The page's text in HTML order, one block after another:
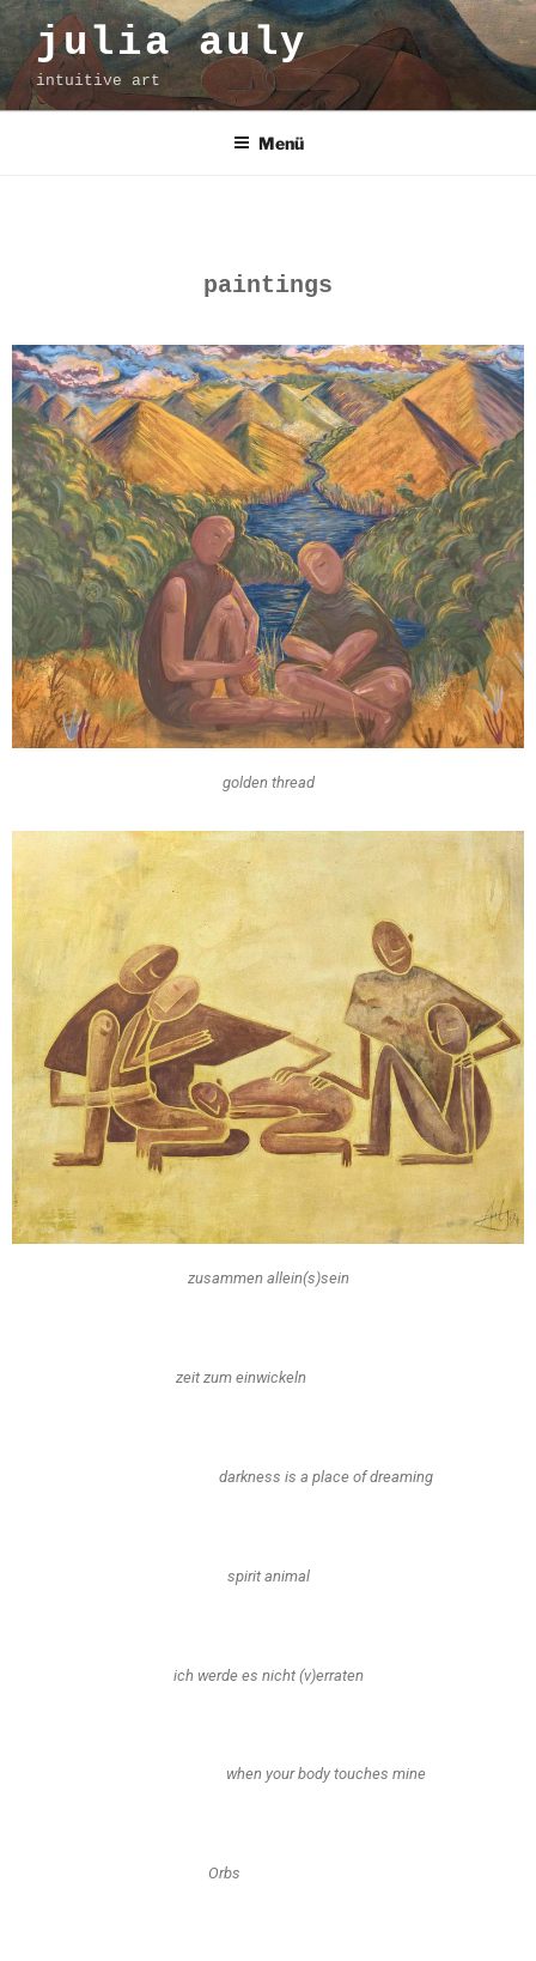
julia auly
intuitive art
Menü
paintings
golden thread
zusammen allein(s)sein
zeit zum einwickeln
darkness is a place of dreaming
spirit animal
ich werde es nicht (v)erraten
when your body touches mine
Orbs